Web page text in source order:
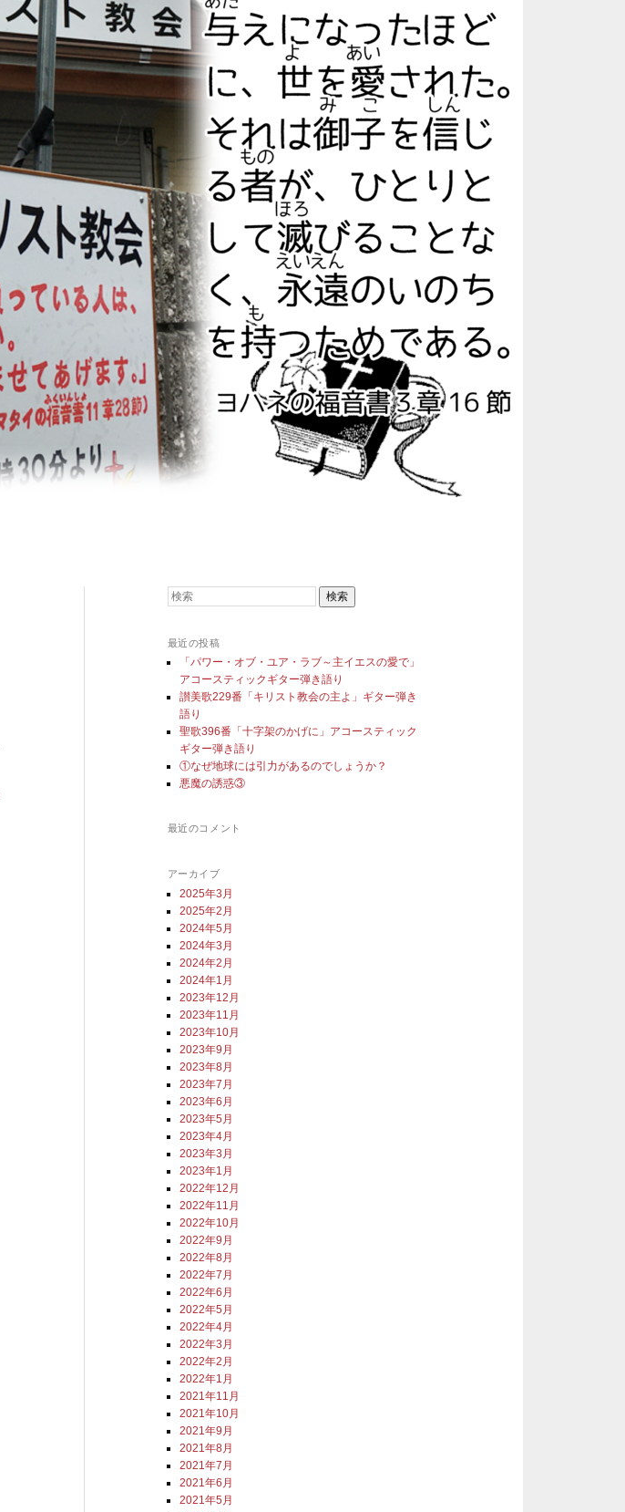
検索
最近の投稿
「パワー・オブ・ユア・ラブ～主イエスの愛で」
アコースティックギター弾き語り
讃美歌229番「キリスト教会の主よ」ギター弾き
語り
聖歌396番「十字架のかげに」アコースティック
ギター弾き語り
①なぜ地球には引力があるのでしょうか？
悪魔の誘惑③
最近のコメント
アーカイブ
2025年3月
2025年2月
2024年5月
2024年3月
2024年2月
2024年1月
2023年12月
2023年11月
2023年10月
2023年9月
2023年8月
2023年7月
2023年6月
2023年5月
2023年4月
2023年3月
2023年1月
2022年12月
2022年11月
2022年10月
2022年9月
2022年8月
2022年7月
2022年6月
2022年5月
2022年4月
2022年3月
2022年2月
2022年1月
2021年11月
2021年10月
2021年9月
2021年8月
2021年7月
2021年6月
2021年5月